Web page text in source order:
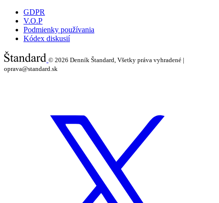
GDPR
V.O.P
Podmienky používania
Kódex diskusií
© 2026 Denník Štandard, Všetky práva vyhradené |
oprava@standard.sk